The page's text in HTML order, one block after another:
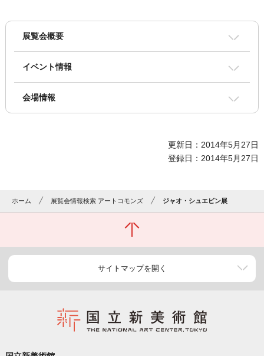
展覧会概要
イベント情報
会場情報
更新日：2014年5月27日
登録日：2014年5月27日
ホーム 展覧会情報検索 アートコモンズ ジャオ・シュエビン展
サイトマップを開く